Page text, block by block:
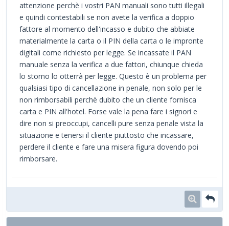
attenzione perchè i vostri PAN manuali sono tutti illegali
e quindi contestabili se non avete la verifica a doppio
fattore al momento dell'incasso e dubito che abbiate
materialmente la carta o il PIN della carta o le impronte
digitali come richiesto per legge. Se incassate il PAN
manuale senza la verifica a due fattori, chiunque chieda
lo storno lo otterrà per legge. Questo è un problema per
qualsiasi tipo di cancellazione in penale, non solo per le
non rimborsabili perchè dubito che un cliente fornisca
carta e PIN all'hotel. Forse vale la pena fare i signori e
dire non si preoccupi, cancelli pure senza penale vista la
situazione e tenersi il cliente piuttosto che incassare,
perdere il cliente e fare una misera figura dovendo poi
rimborsare.